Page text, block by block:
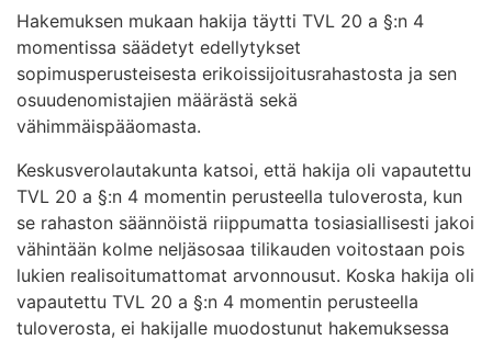
Hakemuksen mukaan hakija täytti TVL 20 a §:n 4
momentissa säädetyt edellytykset
sopimusperusteisesta erikoissijoitusrahastosta ja sen
osuudenomistajien määrästä sekä
vähimmäispääomasta.
Keskusverolautakunta katsoi, että hakija oli vapautettu
TVL 20 a §:n 4 momentin perusteella tuloverosta, kun
se rahaston säännöistä riippumatta tosiasiallisesti jakoi
vähintään kolme neljäsosaa tilikauden voitostaan pois
lukien realisoitumattomat arvonnousut. Koska hakija oli
vapautettu TVL 20 a §:n 4 momentin perusteella
tuloverosta, ei hakijalle muodostunut hakemuksessa